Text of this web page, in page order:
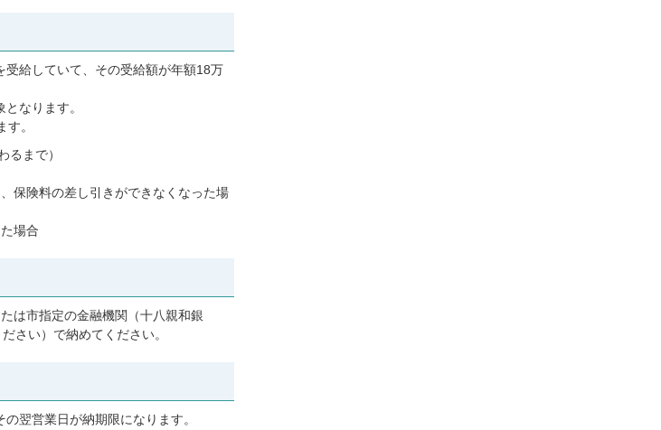
給していて、その受給額が年額18万
なります。
。
るまで）
保険料の差し引きができなくなった場
場合
は市指定の金融機関（十八親和銀
さい）で納めてください。
翌営業日が納期限になります。